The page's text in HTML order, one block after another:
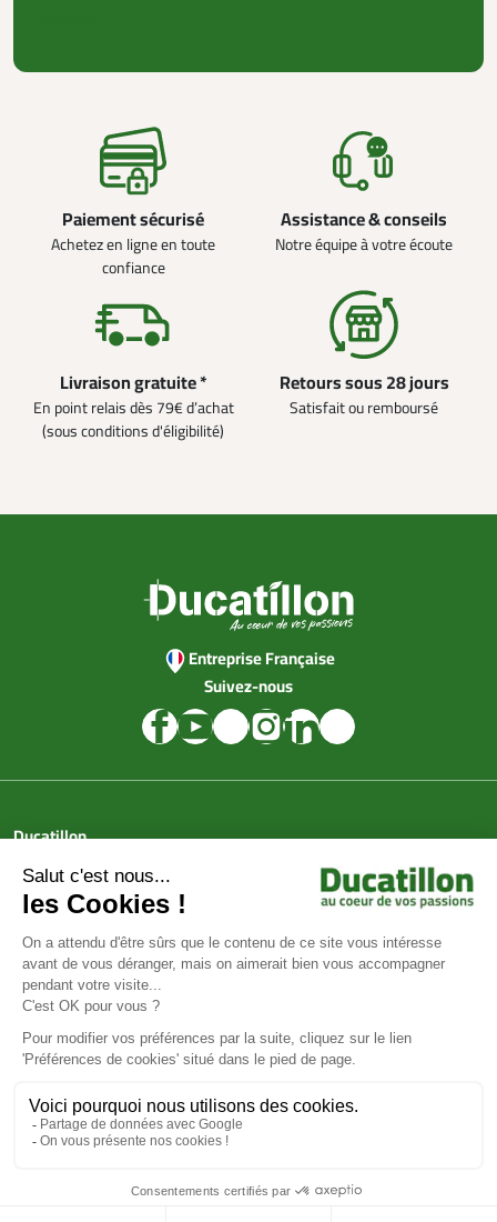
Paiement sécurisé
Achetez en ligne en toute
confiance
Assistance & conseils
Notre équipe à votre écoute
Livraison gratuite *
En point relais dès 79€ d’achat
(sous conditions d'éligibilité)
Retours sous 28 jours
Satisfait ou remboursé
Entreprise Française
Suivez-nous
Ducatillon
Achat en ligne
Services
Aide & Conseils
Paiement sécurisé
© Ducatillon 2026